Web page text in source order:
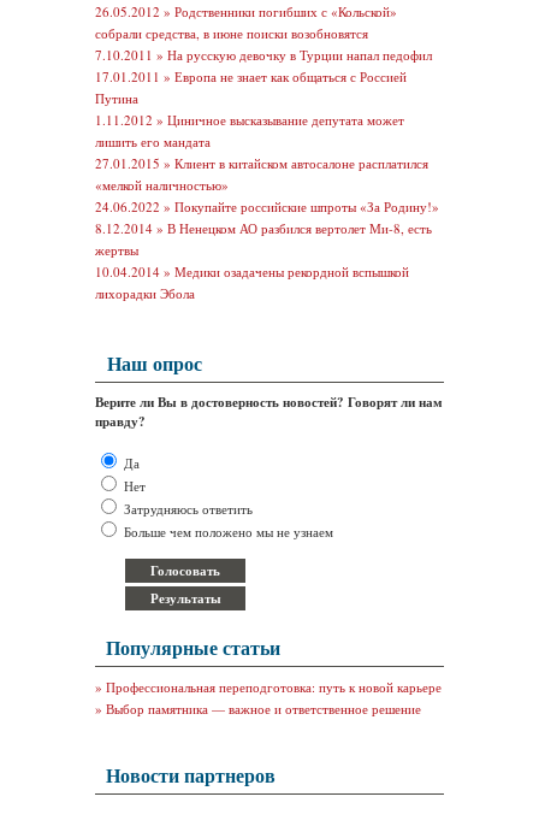
26.05.2012 » Родственники погибших с «Кольской»
собрали средства, в июне поиски возобновятся
7.10.2011 » На русскую девочку в Турции напал педофил
17.01.2011 » Европа не знает как общаться с Россией
Путина
1.11.2012 » Циничное высказывание депутата может
лишить его мандата
27.01.2015 » Клиент в китайском автосалоне расплатился
«мелкой наличностью»
24.06.2022 » Покупайте российские шпроты «За Родину!»
8.12.2014 » В Ненецком АО разбился вертолет Ми-8, есть
жертвы
10.04.2014 » Медики озадачены рекордной вспышкой
лихорадки Эбола
Наш опрос
Верите ли Вы в достоверность новостей? Говорят ли нам
правду?
Да
Нет
Затрудняюсь ответить
Больше чем положено мы не узнаем
Популярные статьи
» Профессиональная переподготовка: путь к новой карьере
» Выбор памятника — важное и ответственное решение
Новости партнеров